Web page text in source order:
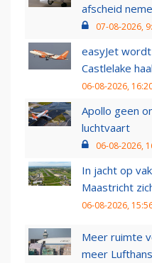
afscheid
07-08-2026,
easyJet
Castlelake
06-08-2026,
Apollo geen
luchtvaart
06-08-2026,
In jacht op
Maastricht
06-08-2026,
Meer ruimte
meer